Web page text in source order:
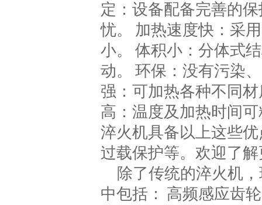
定：设备配备完善的
忧。 加热速度快：采
小。 体积小：分体式
动。 环保：没有污染
强：可加热各种不同
高：温度及加热时间
淬火机具备以上这些
过载保护等。欢迎了
除了传统的淬火机
中包括： 高频感应齿